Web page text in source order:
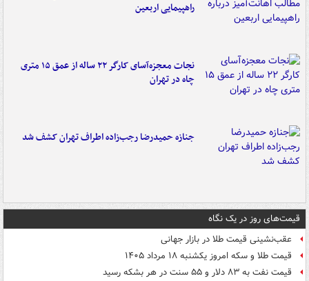
راهپیمایی اربعین
نجات معجزه‌آسای کارگر ۲۲ ساله از عمق ۱۵ متری
چاه در تهران
جنازه حمیدرضا رجب‌زاده اطراف تهران کشف شد
قیمت‌های روز در یک نگاه
عقب‌نشینی قیمت طلا در بازار جهانی
قیمت طلا و سکه امروز یکشنبه ۱۸ مرداد ۱۴۰۵
قیمت نفت به ۸۳ دلار و ۵۵ سنت در هر بشکه رسید